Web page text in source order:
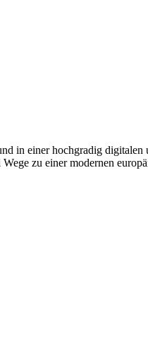
in einer hochgradig
zu einer modernen